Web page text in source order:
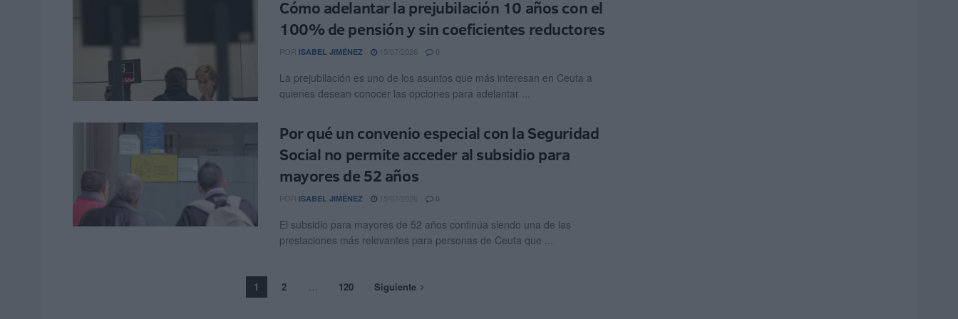
Cómo adelantar la prejubilación 10 años con el
100% de pensión y sin coeficientes reductores
POR ISABEL JIMÉNEZ 15/07/2026 0
La prejubilación es uno de los asuntos que más interesan en Ceuta a
quienes desean conocer las opciones para adelantar ...
Por qué un convenio especial con la Seguridad
Social no permite acceder al subsidio para
mayores de 52 años
POR ISABEL JIMÉNEZ 15/07/2026 0
El subsidio para mayores de 52 años continúa siendo una de las
prestaciones más relevantes para personas de Ceuta que ...
1 2 … 120 Siguiente